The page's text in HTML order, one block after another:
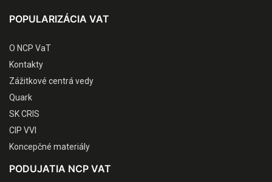
POPULARIZÁCIA VAT
O NCP VaT
Kontakty
Zážitkové centrá vedy
Quark
SK CRIS
CIP VVI
Koncepčné materiály
PODUJATIA NCP VAT